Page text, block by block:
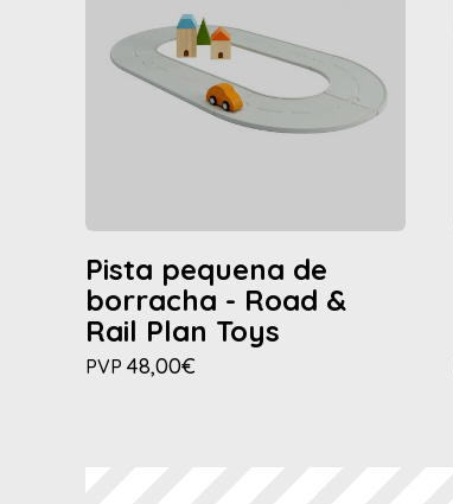
Pista pequena de
borracha - Road &
Rail Plan Toys
PVP 48,00€